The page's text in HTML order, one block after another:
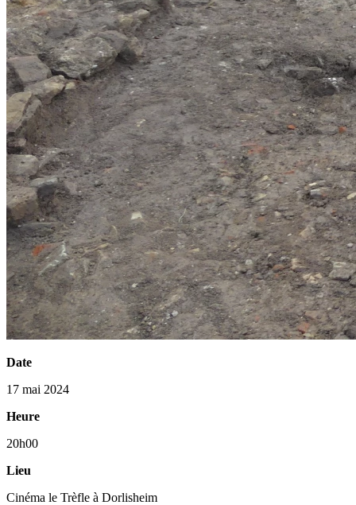
Date
17 mai 2024
Heure
20h00
Lieu
Cinéma le Trèfle à Dorlisheim